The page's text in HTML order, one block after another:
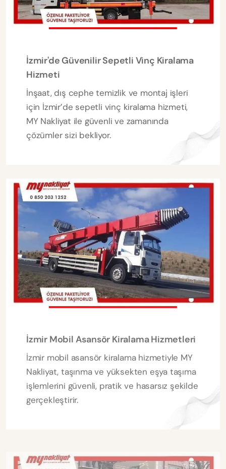
İzmir'de Güvenilir Sepetli Vinç Kiralama
Hizmeti
İnşaat, dış cephe temizlik ve montaj işleri
için İzmir’de sepetli vinç kiralama hizmeti,
MY Nakliyat ile güvenli ve zamanında
çözümler sizi bekliyor.
İzmir Mobil Asansör Kiralama Hizmetleri
İzmir mobil asansör kiralama hizmetiyle MY
Nakliyat, taşınma ve yüksekten eşya taşıma
işlemlerini güvenli, pratik ve hasarsız şekilde
gerçekleştirir.